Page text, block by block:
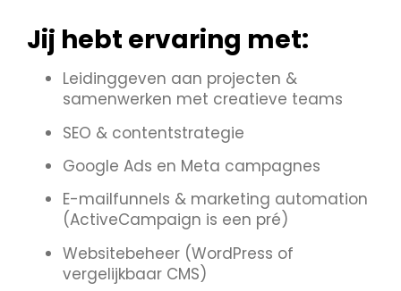
Jij hebt ervaring met:
Leidinggeven aan projecten &
samenwerken met creatieve teams
SEO & contentstrategie
Google Ads en Meta campagnes
E-mailfunnels & marketing automation
(ActiveCampaign is een pré)
Websitebeheer (WordPress of
vergelijkbaar CMS)